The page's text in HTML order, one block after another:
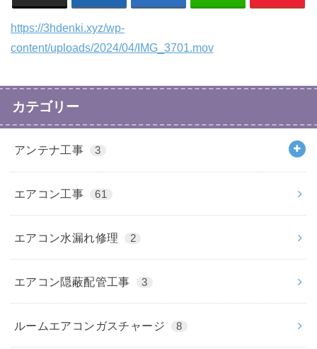
https://3hdenki.xyz/wp-
content/uploads/2024/04/IMG_3701.mov
カテゴリー
アンテナ工事 3
エアコン工事 61
エアコン水漏れ修理 2
エアコン隠蔽配管工事 3
ルームエアコンガスチャージ 8